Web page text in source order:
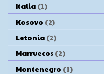
Italia (1)
Kosovo (2)
Letonia (2)
Marruecos (2)
Montenegro (1)